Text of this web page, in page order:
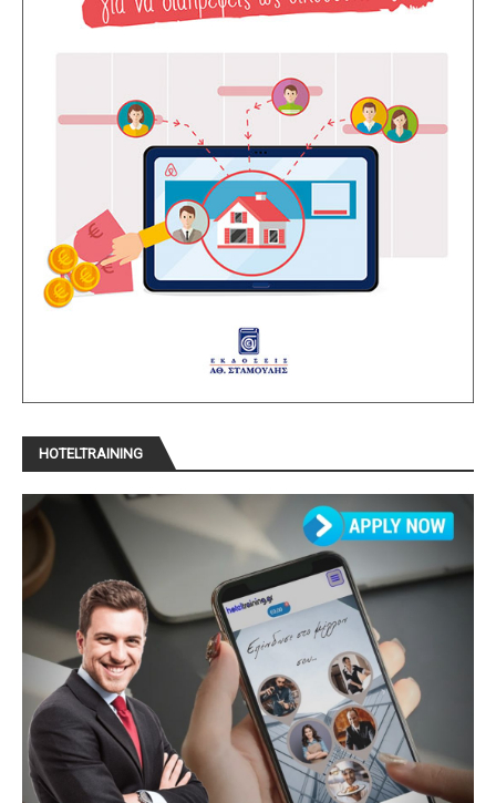
HOTELTRAINING